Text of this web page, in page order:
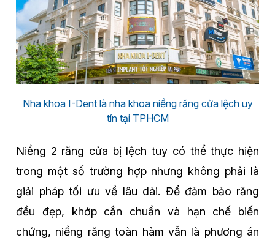
Nha khoa I-Dent là nha khoa niềng răng cửa lệch uy
tín tại TPHCM
Niềng 2 răng cửa bị lệch tuy có thể thực hiện
trong một số trường hợp nhưng không phải là
giải pháp tối ưu về lâu dài. Để đảm bảo răng
đều đẹp, khớp cắn chuẩn và hạn chế biến
chứng, niềng răng toàn hàm vẫn là phương án